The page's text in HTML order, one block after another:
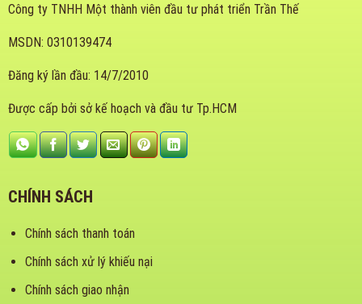
Công ty TNHH Một thành viên đầu tư phát triển Trần Thế
MSDN: 0310139474
Đăng ký lần đầu: 14/7/2010
Được cấp bởi sở kế hoạch và đầu tư Tp.HCM
CHÍNH SÁCH
Chính sách thanh toán
Chính sách xử lý khiếu nại
Chính sách giao nhận